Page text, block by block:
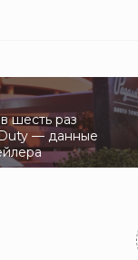
шесть раз
— данные